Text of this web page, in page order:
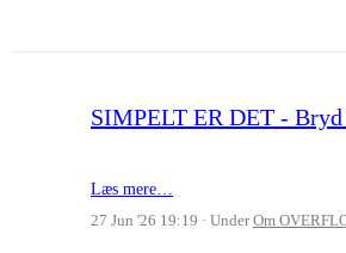
SIMPELT ER DET -
Læs mere…
27 Jun '26 19:19
UnderOm